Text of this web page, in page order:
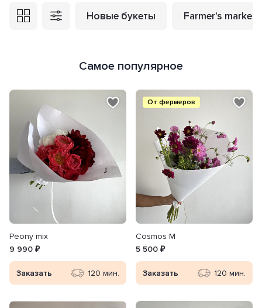
Новые букеты Farmer's market
Самое популярное
Peony mix
9 990 ₽
Заказать 120 мин.
От фермеров
Cosmos M
5 500 ₽
Заказать 120 мин.